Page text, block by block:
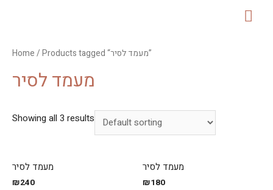
Home / Products tagged “מעמד לסיר”
מעמד לסיר
Showing all 3 results
מעמד לסיר
₪240
מעמד לסיר
₪180